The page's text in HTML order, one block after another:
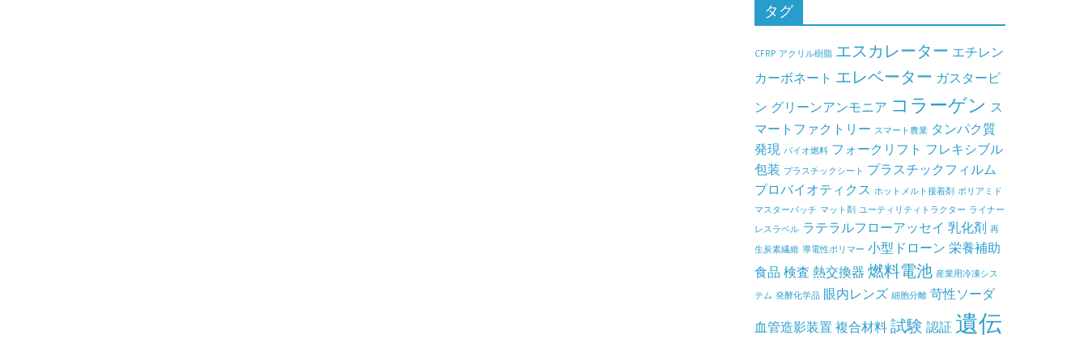
タグ
CFRP アクリル樹脂 エスカレーター エチレン
カーボネート エレベーター ガスタービ
ン グリーンアンモニア コラーゲン ス
マートファクトリー スマート農業 タンパク質
発現 バイオ燃料 フォークリフト フレキシブル
包装 プラスチックシート プラスチックフィルム
プロバイオティクス ホットメルト接着剤 ポリアミド
マスターバッチ マット剤 ユーティリティトラクター ライナー
レスラベル ラテラルフローアッセイ 乳化剤 再
生炭素繊維 導電性ポリマー 小型ドローン 栄養補助
食品 検査 熱交換器 燃料電池 産業用冷凍シス
テム 発酵化学品 眼内レンズ 細胞分離 苛性ソーダ
血管造影装置 複合材料試験 認証 遺伝